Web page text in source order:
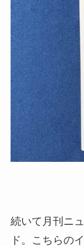
続いて月刊ニ
ド。こちらの